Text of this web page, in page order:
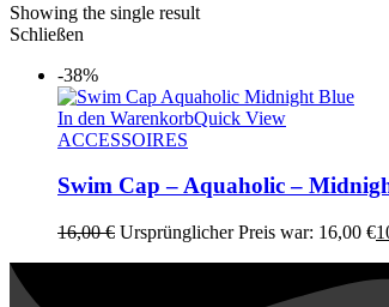
Showing the single result
Schließen
-38%
In den WarenkorbQuick View
ACCESSOIRES
Swim Cap – Aquaholic –
16,00€ Ursprünglicher Preis war: 16,00 €